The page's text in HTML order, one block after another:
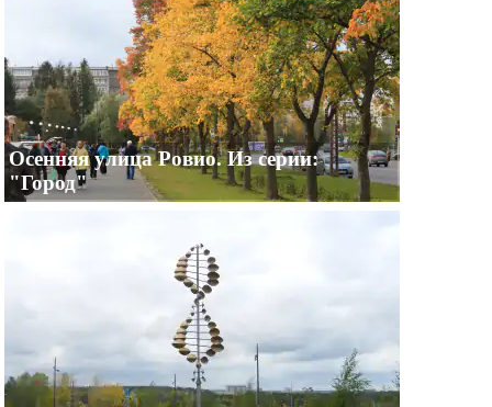
Осенняя улица Ровио. Из серии:
"Город"